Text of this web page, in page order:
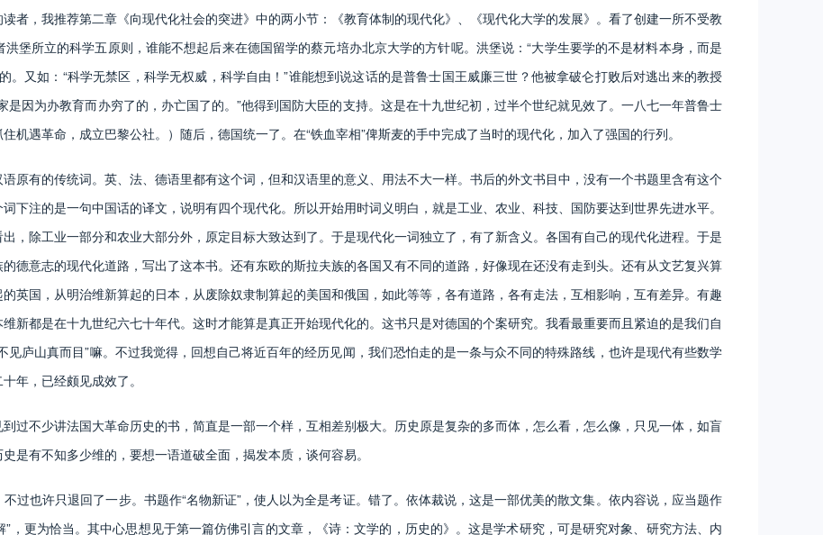
者，我推荐第二章《向现代化社会的突进》中的两小节：《教育体制的现代化》、《现代化大学的发展》。看了创建一所不受教
堡所立的科学五原则，谁能不想起后来在德国留学的蔡元培办北京大学的方针呢。洪堡说：“大学生要学的不是材料本身，而是
。又如：“科学无禁区，科学无权威，科学自由！”谁能想到说这话的是普鲁士国王威廉三世？他被拿破仑打败后对逃出来的教授
是因为办教育而办穷了的，办亡国了的。”他得到国防大臣的支持。这是在十九世纪初，过半个世纪就见效了。一八七一年普鲁士
机遇革命，成立巴黎公社。）随后，德国统一了。在“铁血宰相”俾斯麦的手中完成了当时的现代化，加入了强国的行列。
有的传统词。英、法、德语里都有这个词，但和汉语里的意义、用法不大一样。书后的外文书目中，没有一个书题里含有这个
下注的是一句中国话的译文，说明有四个现代化。所以开始用时词义明白，就是工业、农业、科技、国防要达到世界先进水平。
，除工业一部分和农业大部分外，原定目标大致达到了。于是现代化一词独立了，有了新含义。各国有自己的现代化进程。于是
德意志的现代化道路，写出了这本书。还有东欧的斯拉夫族的各国又有不同的道路，好像现在还没有走到头。还有从文艺复兴算
英国，从明治维新算起的日本，从废除奴隶制算起的美国和俄国，如此等等，各有道路，各有走法，互相影响，互有差异。有趣
新都是在十九世纪六七十年代。这时才能算是真正开始现代化的。这书只是对德国的个案研究。我看最重要而且紧迫的是我们自
见庐山真而目”嘛。不过我觉得，回想自己将近百年的经历见闻，我们恐怕走的是一条与众不同的特殊路线，也许是现代有些数学
年，已经颇见成效了。
不少讲法国大革命历史的书，简直是一部一个样，互相差别极大。历史原是复杂的多而体，怎么看，怎么像，只见一体，如盲
是有不知多少维的，要想一语道破全面，揭发本质，谈何容易。
也许只退回了一步。书题作“名物新证”，使人以为全是考证。错了。依体裁说，这是一部优美的散文集。依内容说，应当题作
”，更为恰当。其中心思想见于第一篇仿佛引言的文章，《诗：文学的，历史的》。这是学术研究，可是研究对象、研究方法、内